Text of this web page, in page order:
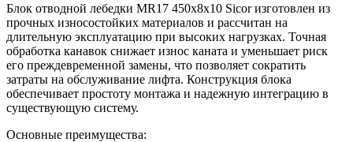
Блок отводной лебедки MR17 450х8х10 Sicor изготовлен из
прочных износостойких материалов и рассчитан на
длительную эксплуатацию при высоких нагрузках. Точная
обработка канавок снижает износ каната и уменьшает риск
его преждевременной замены, что позволяет сократить
затраты на обслуживание лифта. Конструкция блока
обеспечивает простоту монтажа и надежную интеграцию в
существующую систему.
Основные преимущества: